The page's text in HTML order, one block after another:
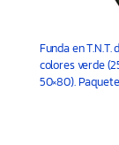
Funda en
colores verde
50×80).